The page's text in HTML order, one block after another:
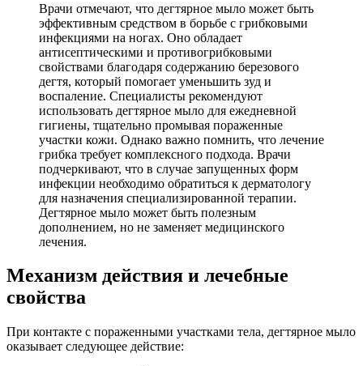
Врачи отмечают, что дегтярное мыло может быть
эффективным средством в борьбе с грибковыми
инфекциями на ногах. Оно обладает
антисептическими и противогрибковыми
свойствами благодаря содержанию березового
дегтя, который помогает уменьшить зуд и
воспаление. Специалисты рекомендуют
использовать дегтярное мыло для ежедневной
гигиены, тщательно промывая пораженные
участки кожи. Однако важно помнить, что лечение
грибка требует комплексного подхода. Врачи
подчеркивают, что в случае запущенных форм
инфекции необходимо обратиться к дерматологу
для назначения специализированной терапии.
Дегтярное мыло может быть полезным
дополнением, но не заменяет медицинского
лечения.
Механизм действия и лечебные
свойства
При контакте с пораженными участками тела, дегтярное мыло
оказывает следующее действие: